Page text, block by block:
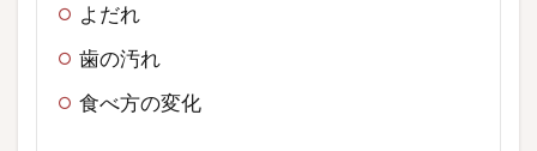
よだれ
歯の汚れ
食べ方の変化